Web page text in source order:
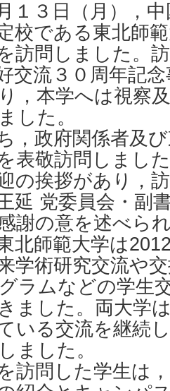
１３日（月），
校である東北師
訪問しました。
交流３０周年記
，本学へは視察
した。
，政府関係者及
表敬訪問しまし
の挨拶があり，
延 党委員会・副
謝の意を述べら
北師範大学は
学術研究交流や
ラムなどの学生
ました。両大学
いる交流を継続
ました。
訪問した学生は